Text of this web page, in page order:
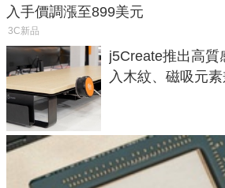
入手價調漲至899美元
3C新品
j5Create推出高質
入木紋、磁吸元